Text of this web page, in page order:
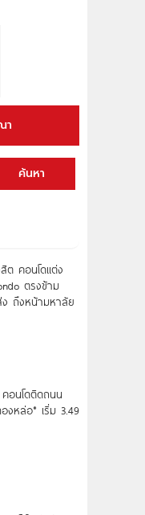
า
ค้นหา
ต คอนโดแต่ง
ตรงข้าม
ถึงหน้ามหาลัย
อนโดติดถนน
งหล่อ* เริ่ม 3.49